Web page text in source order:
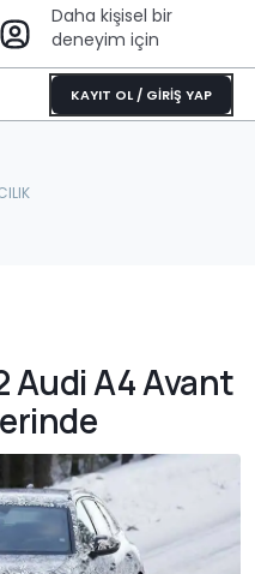
Daha kişisel bir
deneyim için
KAYIT OL / GİRİŞ YAP
Audi A4 Avant